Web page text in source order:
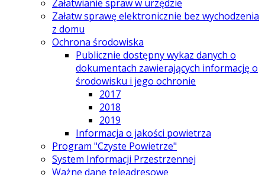
Załatwianie spraw w urzędzie
Załatw sprawę elektronicznie bez wychodzenia
z domu
Ochrona środowiska
Publicznie dostępny wykaz danych o
dokumentach zawierających informację o
środowisku i jego ochronie
2017
2018
2019
Informacja o jakości powietrza
Program "Czyste Powietrze"
System Informacji Przestrzennej
Ważne dane teleadresowe